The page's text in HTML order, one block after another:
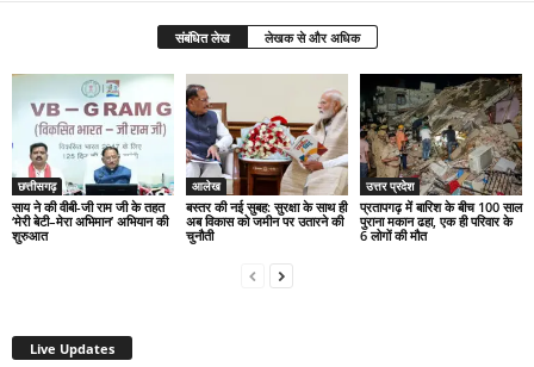
संबंधित लेख लेखक से और अधिक
छत्तीसगढ़
साय ने की वीबी-जी राम जी के तहत
‘मेरी बेटी–मेरा अभिमान’ अभियान की
शुरुआत
आलेख
बस्तर की नई सुबह: सुरक्षा के साथ ही
अब विकास को जमीन पर उतारने की
चुनौती
उत्तर प्रदेश
प्रतापगढ़ में बारिश के बीच 100 साल
पुराना मकान ढहा, एक ही परिवार के
6 लोगों की मौत
Live Updates